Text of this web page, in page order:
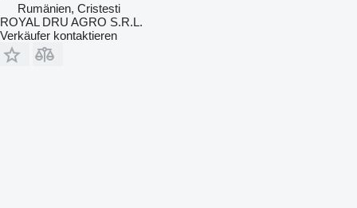
Rumänien, Cristesti
ROYAL DRU AGRO S.R.L.
Verkäufer kontaktieren